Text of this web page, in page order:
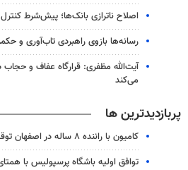
اصلاح ناترازی بانک‌ها؛ پیش‌شرط
رسانه‌ها بازوی راهبردی تاب‌آوری و
آیت‌الله مظفری: قرارگاه عفاف و حجاب
می‌کند
پربازدیدترین ها
کامیون با راننده ۸ ساله در اصفهان توقیف شد
توافق اولیه باشگاه پرسپولیس با